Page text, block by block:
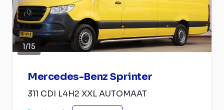
1/15
Mercedes-Benz Sprinter
311 CDI L4H2 XXL AUTOMAAT